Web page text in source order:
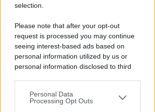
selection.
Please note that after your opt-out
request is processed you may continue
seeing interest-based ads based on
personal information utilized by us or
personal information disclosed to third
You may separately opt-out of the further
disclosure of your personal information
Personal Data
Processing Opt Outs